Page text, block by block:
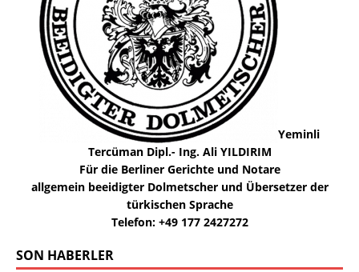
Yeminli
Tercüman Dipl.- Ing. Ali YILDIRIM
Für die Berliner Gerichte und Notare
allgemein beeidigter Dolmetscher und Übersetzer der
türkischen Sprache
Telefon: +49 177 2427272
SON HABERLER